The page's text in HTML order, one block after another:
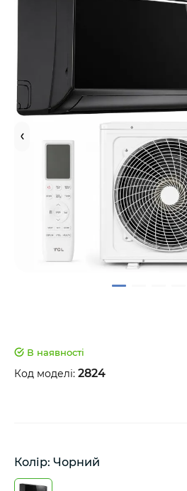
В наявності
Код моделі: 2824
Колір: Чорний